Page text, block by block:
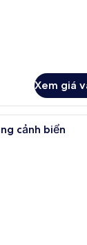
Xem giá
Phòng đôi
cảnh biển